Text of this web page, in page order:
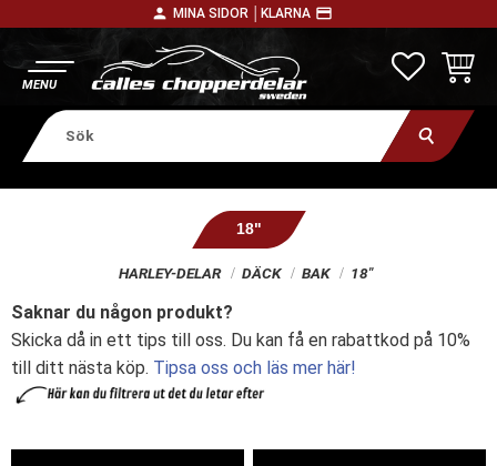
person MINA SIDOR │ KLARNA payment
18"
HARLEY-DELAR DÄCK BAK 18"
Saknar du någon produkt?
Skicka då in ett tips till oss. Du kan få en rabattkod på 10%
till ditt nästa köp. Tipsa oss och läs mer här!